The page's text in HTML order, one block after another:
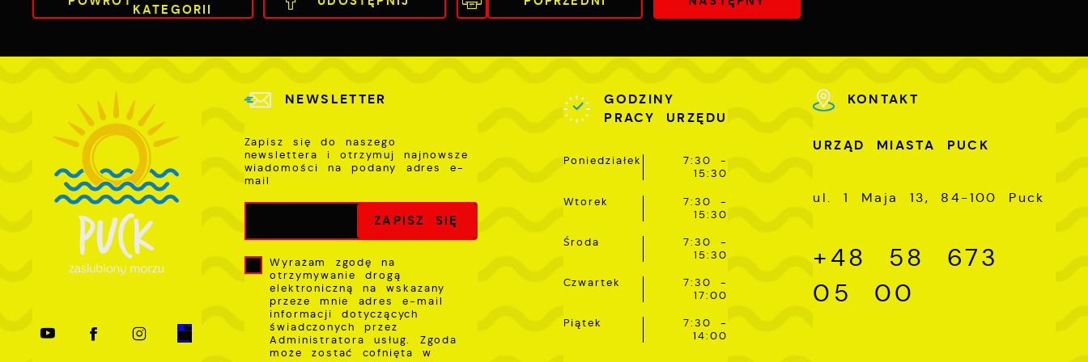
KATEGORII
NEWSLETTER
Zapisz się do naszego
newslettera i otrzymuj najnowsze
wiadomości na podany adres e-
mail
Wyrażam zgodę na
otrzymywanie drogą
elektroniczną na wskazany
przeze mnie adres e-mail
informacji dotyczących
świadczonych przez
Administratora usług. Zgoda
może zostać cofnięta w
GODZINY
PRACY URZĘDU
Poniedziałek
7:30 -
15:30
Wtorek
7:30 -
15:30
Środa
7:30 -
15:30
Czwartek
7:30 -
17:00
Piątek
7:30 -
14:00
KONTAKT
URZĄD MIASTA PUCK
ul. 1 Maja 13, 84-100 Puck
+48 58 673
05 00
społecznościowych.